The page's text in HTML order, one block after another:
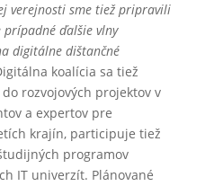
verejnosti sme tiež pripravili
ďalšie vlny
digitálne dištančné
koalícia sa tiež
rozvojových projektov v
a expertov pre
krajín, participuje tiež
programov
IT univerzít. Plánované